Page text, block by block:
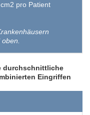
pro Patient
durchschnittliche
Eingriffen